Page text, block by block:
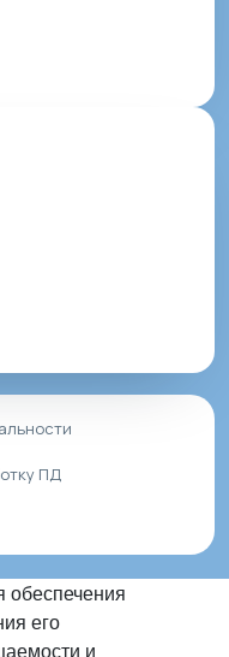
ПД
его
и